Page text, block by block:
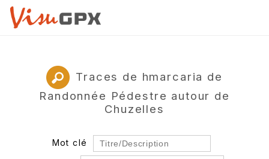
Traces de hmarcaria de
Randonnée Pédestre autour de
Chuzelles
Mot clé